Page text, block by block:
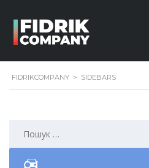
FIDRIKCOMPANY > SIDEBARS